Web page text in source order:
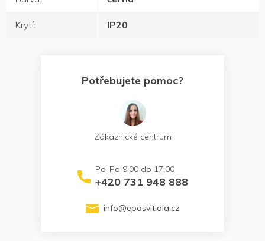
Krytí: IP20
Potřebujete pomoc?
Zákaznické centrum
+420 731 948 888
info@epasvitidla.cz